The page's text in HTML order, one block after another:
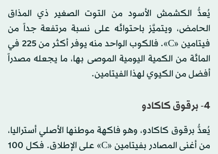
يُعدُّ الكشمش الأسود من التوت الصغير ذي المذاق
الحامض، ويتميَّز باحتوائه على نسبة مرتفعة جداً من
فيتامين «C». فالكوب الواحد منه يوفر أكثر من 225 في
المائة من الكمية اليومية الموصى بها، ما يجعله مصدراً
أفضل من الكيوي لهذا الفيتامين.
4- برقوق كاكادو
يُعدُّ برقوق كاكادو، وهو فاكهة موطنها الأصلي أستراليا،
من أغنى المصادر بفيتامين «C» على الإطلاق. فكل 100